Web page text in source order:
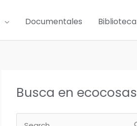
Documentales Biblioteca
Busca en ecocosas